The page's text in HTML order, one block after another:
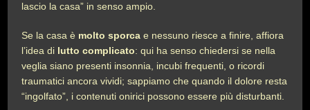
lascio la casa” in senso ampio.
Se la casa è molto sporca e nessuno riesce a finire, affiora
l’idea di lutto complicato: qui ha senso chiedersi se nella
veglia siano presenti insonnia, incubi frequenti, o ricordi
traumatici ancora vividi; sappiamo che quando il dolore resta
“ingolfato”, i contenuti onirici possono essere più disturbanti.